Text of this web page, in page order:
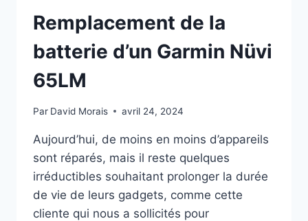
Remplacement de la
batterie d’un Garmin Nüvi
65LM
Par David Morais avril 24, 2024
Aujourd’hui, de moins en moins d’appareils
sont réparés, mais il reste quelques
irréductibles souhaitant prolonger la durée
de vie de leurs gadgets, comme cette
cliente qui nous a sollicités pour